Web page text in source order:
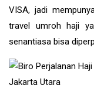
VISA, jadi
travel umroh haji
senantiasa bisa